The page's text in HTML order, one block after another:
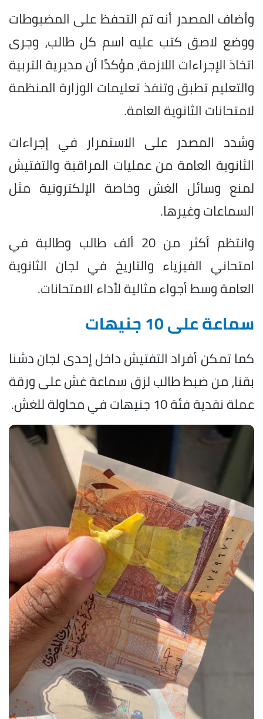
وأضاف المصدر أنه تم التحفظ على المضبوطات
ووضع لاصق كتب عليه اسم كل طالب، وجرى
اتخاذ الإجراءات اللازمة، مؤكدًا أن مديرية التربية
والتعليم تطبق وتنفذ تعليمات الوزارة المنظمة
لامتحانات الثانوية العامة.
وشدد المصدر على الاستمرار في إجراءات
الثانوية العامة من عمليات المراقبة والتفتيش
لمنع وسائل الغش وخاصة الإلكترونية مثل
السماعات وغيرها.
وانتظم أكثر من 20 ألف طالب وطالبة في
امتحاني الفيزياء والتاريخ في لجان الثانوية
العامة وسط أجواء مثالية لأداء الامتحانات.
سماعة على 10 جنيهات
كما تمكن أفراد التفتيش داخل إحدى لجان دشنا
بقنا، من ضبط طالب لزق سماعة غش على ورقة
عملة نقدية فئة 10 جنيهات في محاولة للغش.